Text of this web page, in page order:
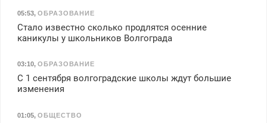
05:53, ОБРАЗОВАНИЕ
Стало известно сколько продлятся осенние
каникулы у школьников Волгограда
03:10, ОБРАЗОВАНИЕ
С 1 сентября волгоградские школы ждут большие
изменения
01:05, ОБЩЕСТВО